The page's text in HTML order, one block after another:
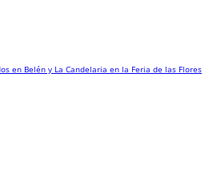
en Belén y La Candelaria en la Feria de las Flores